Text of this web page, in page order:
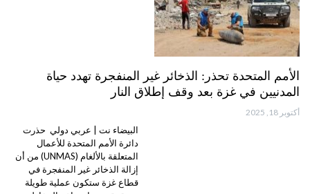
الأمم المتحدة تحذر: الذخائر غير المنفجرة تهدد حياة
المدنيين في غزة بعد وقف إطلاق النار
أكتوبر 18, 2025
البيضاء نت | عربي دولي حذرت
دائرة الأمم المتحدة للأعمال
المتعلقة بالألغام (UNMAS) من أن
إزالة الذخائر غير المنفجرة في
قطاع غزة ستكون عملية طويلة